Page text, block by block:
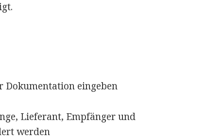
Dokumentation eingeben
Lieferant, Empfänger und
werden